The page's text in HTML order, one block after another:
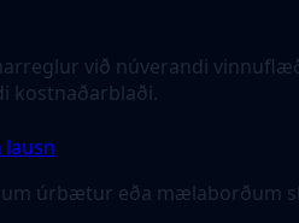
við núverandi
kostnaðarblaði.
úrbætur eða mælaborðum